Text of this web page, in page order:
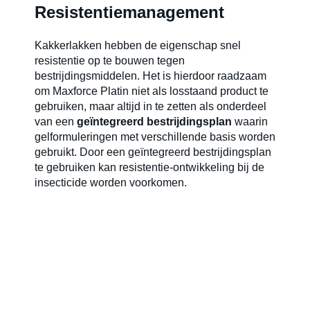
Resistentiemanagement
Kakkerlakken hebben de eigenschap snel
resistentie op te bouwen tegen
bestrijdingsmiddelen. Het is hierdoor raadzaam
om Maxforce Platin niet als losstaand product te
gebruiken, maar altijd in te zetten als onderdeel
van een geïntegreerd bestrijdingsplan waarin
gelformuleringen met verschillende basis worden
gebruikt. Door een geïntegreerd bestrijdingsplan
te gebruiken kan resistentie-ontwikkeling bij de
insecticide worden voorkomen.